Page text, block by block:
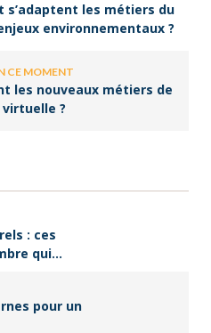
s’adaptent les métiers du
environnementaux ?
CE MOMENT
les nouveaux métiers de
?
: ces
qui
pour un